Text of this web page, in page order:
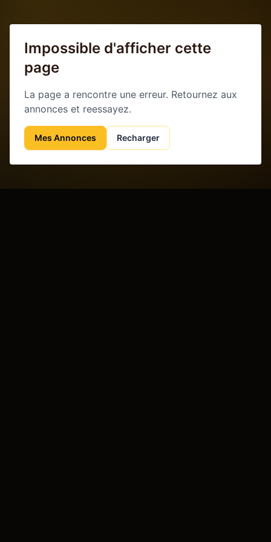
Impossible d'afficher cette
page
La page a rencontre une erreur. Retournez aux
annonces et reessayez.
Mes Annonces Recharger